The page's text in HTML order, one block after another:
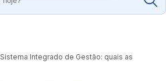
Sistema Integrado de Gestão: quais as